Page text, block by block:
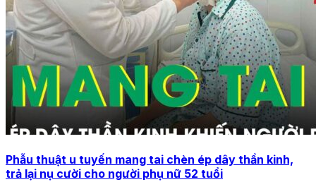
Phẫu thuật u tuyến mang tai chèn ép dây thần kinh,
trả lại nụ cười cho người phụ nữ 52 tuổi